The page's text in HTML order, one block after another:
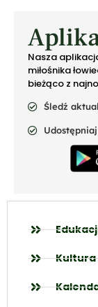
Nasza
miłośnika
bieżąco z
Śledź
Kultura